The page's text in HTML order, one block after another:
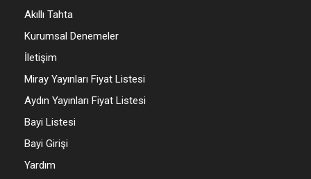
Akıllı Tahta
Kurumsal Denemeler
İletişim
Miray Yayınları Fiyat Listesi
Aydın Yayınları Fiyat Listesi
Bayi Listesi
Bayi Girişi
Yardım